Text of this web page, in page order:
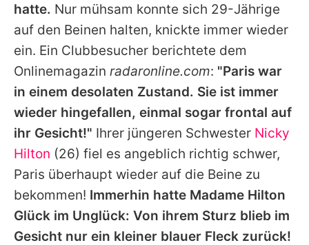
hatte. Nur mühsam konnte sich 29-Jährige
auf den Beinen halten, knickte immer wieder
ein. Ein Clubbesucher berichtete dem
Onlinemagazin radaronline.com: "Paris war
in einem desolaten Zustand. Sie ist immer
wieder hingefallen, einmal sogar frontal auf
ihr Gesicht!" Ihrer jüngeren Schwester Nicky
Hilton (26) fiel es angeblich richtig schwer,
Paris überhaupt wieder auf die Beine zu
bekommen! Immerhin hatte Madame Hilton
Glück im Unglück: Von ihrem Sturz blieb im
Gesicht nur ein kleiner blauer Fleck zurück!